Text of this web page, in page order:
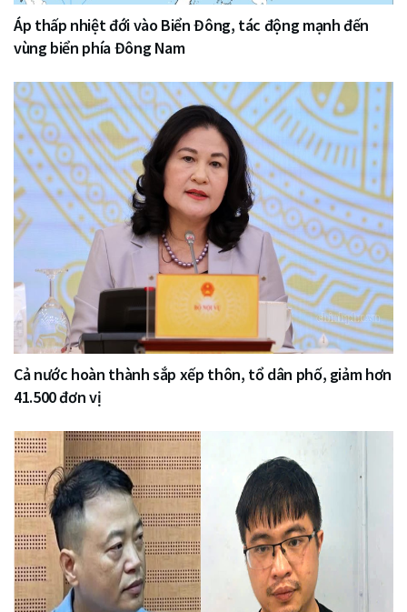
Áp thấp nhiệt đới vào Biển Đông, tác động mạnh đến
vùng biển phía Đông Nam
Cả nước hoàn thành sắp xếp thôn, tổ dân phố, giảm hơn
41.500 đơn vị